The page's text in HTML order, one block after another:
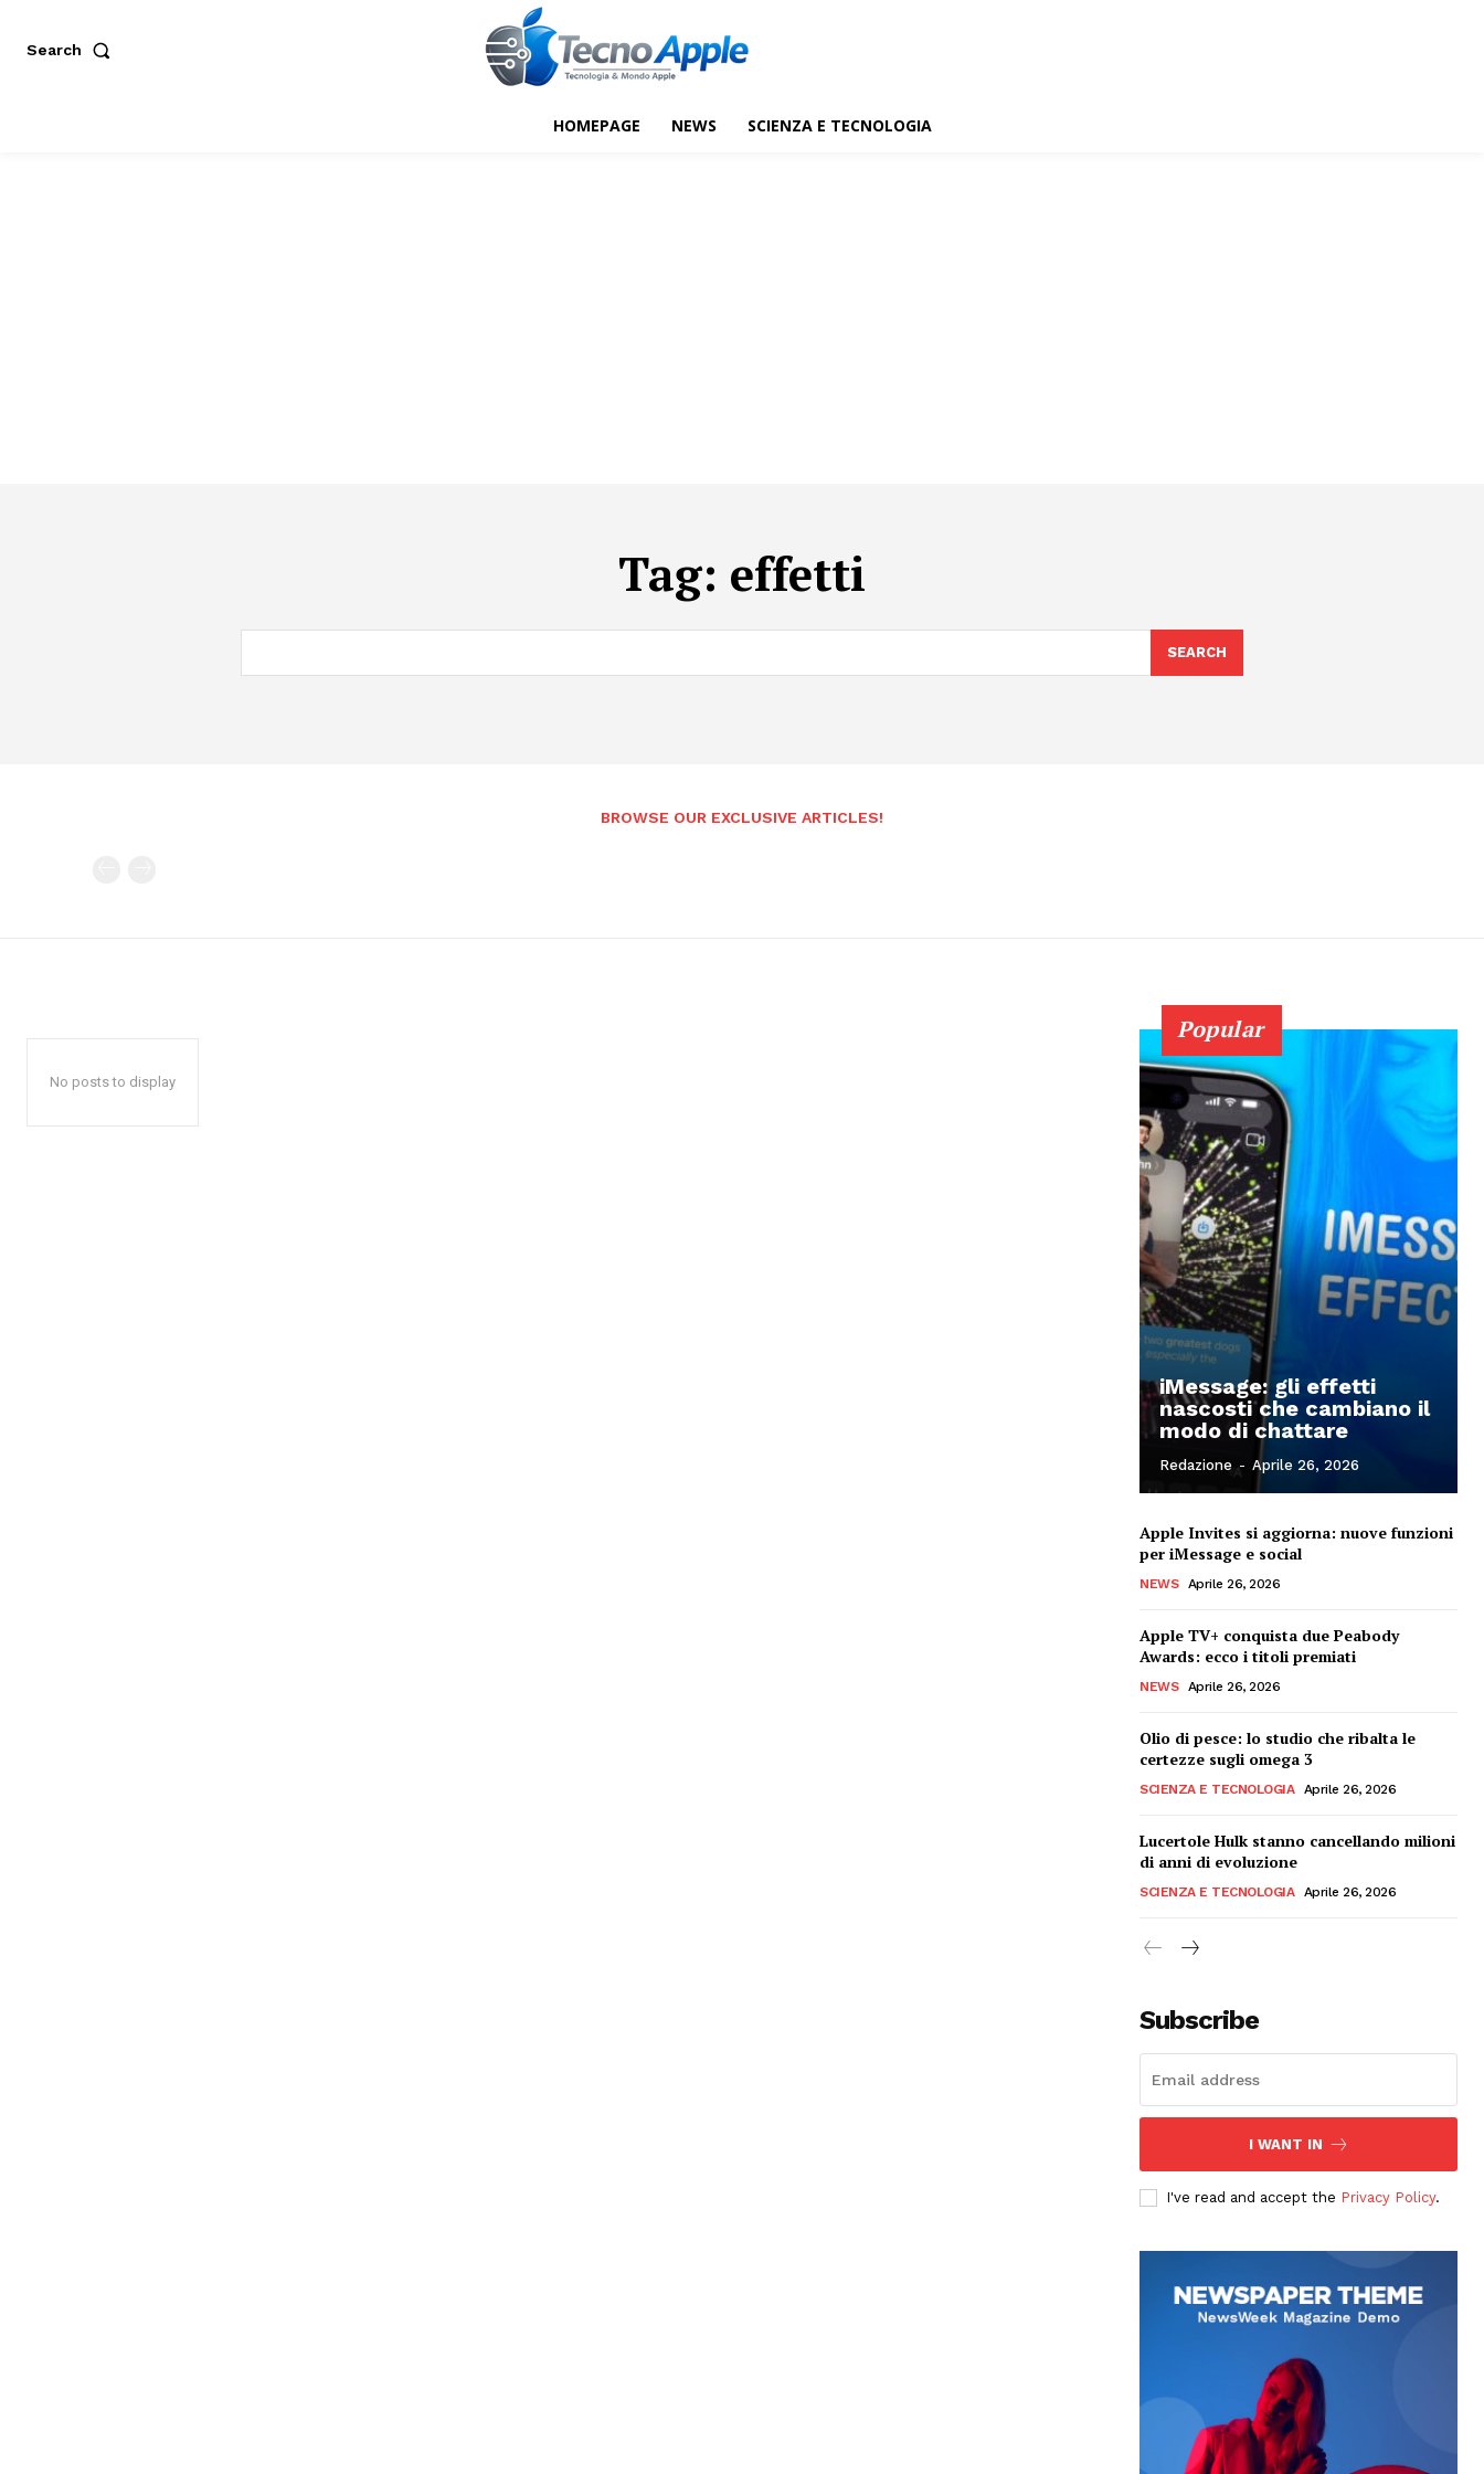
Search
HOMEPAGE NEWS SCIENZA E TECNOLOGIA
Tag: effetti
SEARCH
BROWSE OUR EXCLUSIVE ARTICLES!
No posts to display
Popular
iMessage: gli effetti
nascosti che cambiano il
modo di chattare
Redazione - Aprile 26, 2026
Apple Invites si aggiorna: nuove funzioni
per iMessage e social
NEWS Aprile 26, 2026
Apple TV+ conquista due Peabody
Awards: ecco i titoli premiati
NEWS Aprile 26, 2026
Olio di pesce: lo studio che ribalta le
certezze sugli omega 3
SCIENZA E TECNOLOGIA Aprile 26, 2026
Lucertole Hulk stanno cancellando milioni
di anni di evoluzione
SCIENZA E TECNOLOGIA Aprile 26, 2026
Subscribe
I WANT IN
I've read and accept the Privacy Policy.